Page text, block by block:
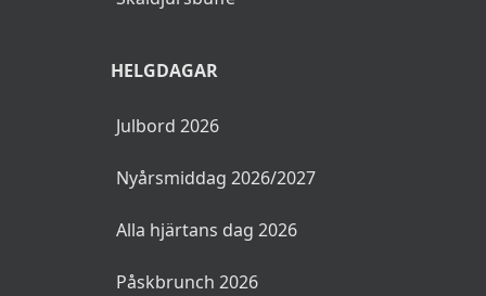
HELGDAGAR
Julbord 2026
Nyårsmiddag 2026/2027
Alla hjärtans dag 2026
Påskbrunch 2026